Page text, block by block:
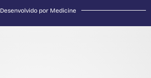
Desenvolvido por Medicine